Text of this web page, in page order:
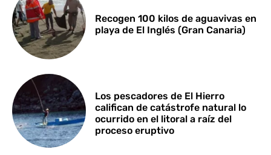
Recogen 100 kilos de aguavivas en
playa de El Inglés (Gran Canaria)
Los pescadores de El Hierro
califican de catástrofe natural lo
ocurrido en el litoral a raíz del
proceso eruptivo